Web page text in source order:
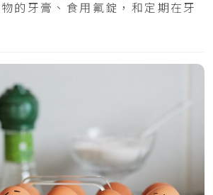
的牙膏、食用氟錠，和定期在牙